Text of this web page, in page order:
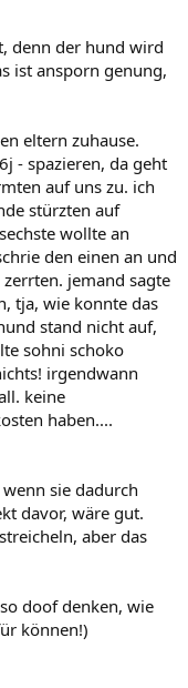
denn der hund wird
ist ansporn genung,
eltern zuhause.
- spazieren, da geht
auf uns zu. ich
stürzten auf
wollte an
den einen an und
jemand sagte
tja, wie konnte das
stand nicht auf,
sohni schoko
irgendwann
keine
haben....
sie dadurch
davor, wäre gut.
aber das
doof denken, wie
können!)